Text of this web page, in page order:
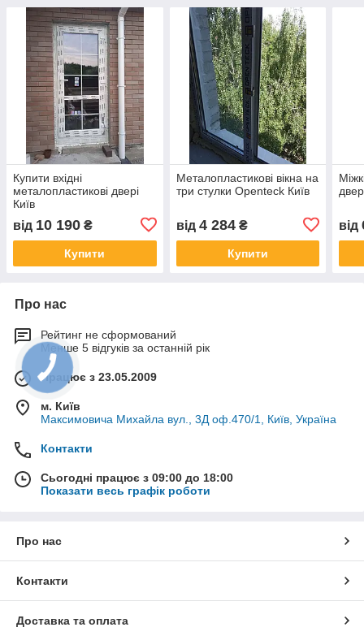
Купити вхідні
металопластикові двері
Київ
від 10 190 ₴
Купити
Металопластикові вікна на
три стулки Openteck Київ
від 4 284₴
Купити
від
Про нас
Рейтинг не сформований
Менше 5 відгуків за останній рік
Працює з 23.05.2009
м. Київ
Максимовича Михайла вул., 3Д оф.470/1, Київ, Україна
Контакти
Сьогодні працює з 09:00 до 18:00
Показати весь графік роботи
Про нас
Контакти
Доставка та оплата